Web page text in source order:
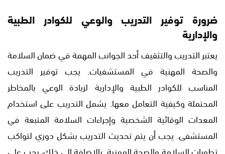
ضرورة توفير التدريب والوعي للكوادر الطبية
والإدارية
يعتبر التدريب والتثقيف أحد الجوانب المهمة في ضمان السلامة
والصحة المهنية في المستشفيات. يجب توفير التدريب
المناسب للكوادر الطبية والإدارية لزيادة الوعي بالمخاطر
المحتملة وكيفية التعامل معها. يشمل التدريب على استخدام
المعدات الوقائية الشخصية وإجراءات السلامة المتبعة في
المستشفى. يجب أن يتم تحديث التدريب بشكل دوري لتواكب
تطورات السلامة والصحة المهنية. بالإضافة إلى ذلك، يجب على